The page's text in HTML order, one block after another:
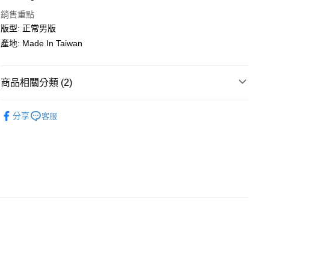
每筆NT$80，滿NT$5,000(含以上)免運費
宅配(指定款免運)
銷售重點
版型: 正常男版
產地: Made In Taiwan
商品相關分類 (2)
分享 客服